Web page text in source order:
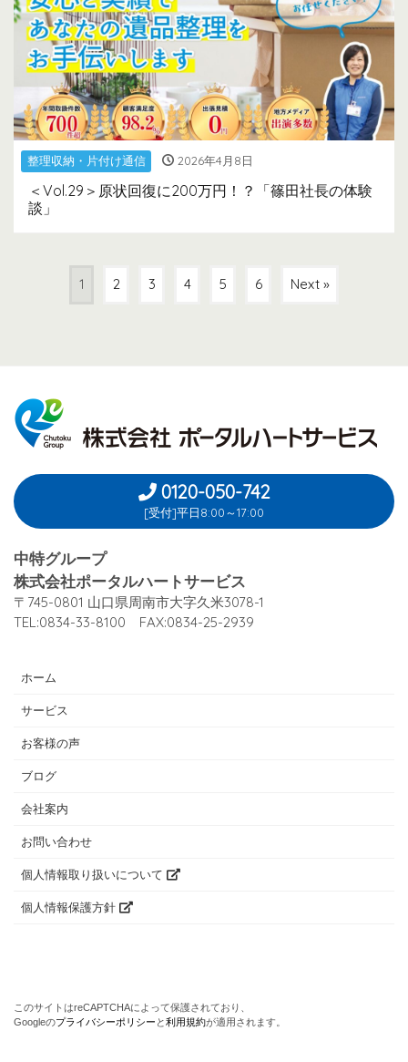
整理収納・片付け通信 2026年4月8日
＜Vol.29＞原状回復に200万円！？「篠田社長の体験
談」
1 2 3 4 5 6 Next »
0120-050-742
[受付]平日8:00～17:00
中特グループ
株式会社ポータルハートサービス
〒745-0801 山口県周南市大字久米3078-1
TEL:0834-33-8100 FAX:0834-25-2939
ホーム
サービス
お客様の声
ブログ
会社案内
お問い合わせ
個人情報取り扱いについて
個人情報保護方針
このサイトはreCAPTCHAによって保護されており、
Googleのプライバシーポリシー と利用規約が適用されます。